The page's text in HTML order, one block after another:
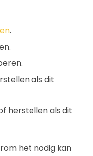
.
als dit
herstellen als dit
het nodig kan